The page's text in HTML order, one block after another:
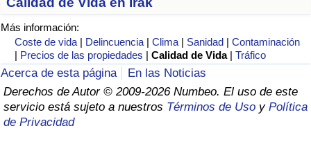
Más información:
Coste de vida | Delincuencia |Clima | Sanidad |Contaminación
| Precios de las propiedades |Calidad de Vida |Tráfico
Acerca de esta página
En las Noticias
Derechos de Autor © 2009-2026 Numbeo. El uso de este
servicio está sujeto a nuestros Términos de Uso y Política
de Privacidad
Índice de costo de vida por país
en aqaba
Índice de Precios de Inmuebles por País
Índice de calidad de vida por país
Delincuencia
Calificación del Índice de Criminalidad
(Actual)